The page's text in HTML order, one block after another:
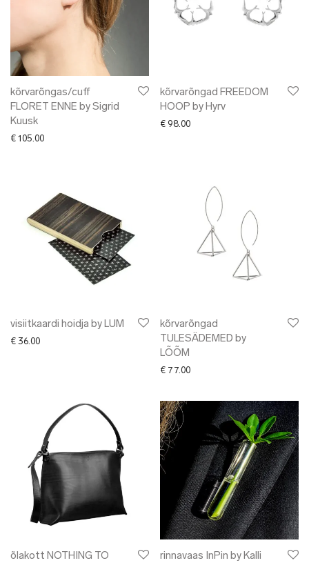
kõrvarõngas/cuff
FLORET ENNE by Sigrid
Kuusk
€ 105.00
kõrvarõngad FREEDOM
HOOP by Hyrv
€ 98.00
visiitkaardi hoidja by LUM
€ 36.00
kõrvarõngad
TULESÄDEMED by
LÕÕM
€ 77.00
õlakott NOTHING TO
rinnavaas InPin by Kalli